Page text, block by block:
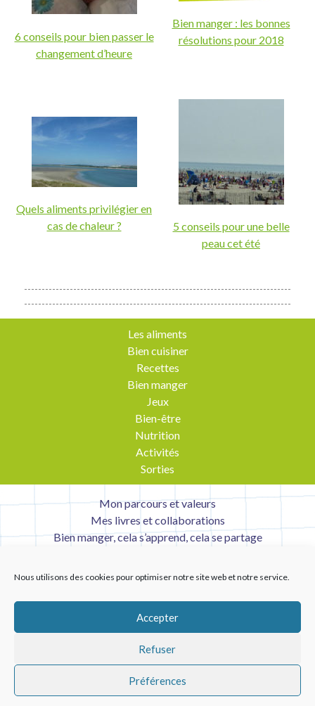
Nous utilisons des cookies pour optimiser notre site web et notre service.
Accepter
Refuser
Préférences
6 conseils pour bien passer le
changement d’heure
Bien manger : les bonnes
résolutions pour 2018
Quels aliments privilégier en
cas de chaleur ?
5 conseils pour une belle
peau cet été
Les aliments
Bien cuisiner
Recettes
Bien manger
Jeux
Bien-être
Nutrition
Activités
Sorties
Mon parcours et valeurs
Mes livres et collaborations
Bien manger, cela s’apprend, cela se partage
Mentions légales